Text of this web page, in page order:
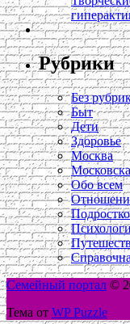
Рубрики
Без
Быт
Дети
Здоровье
Москва
Обо всем
Семейный портал ©
Тема от WP Puzzle